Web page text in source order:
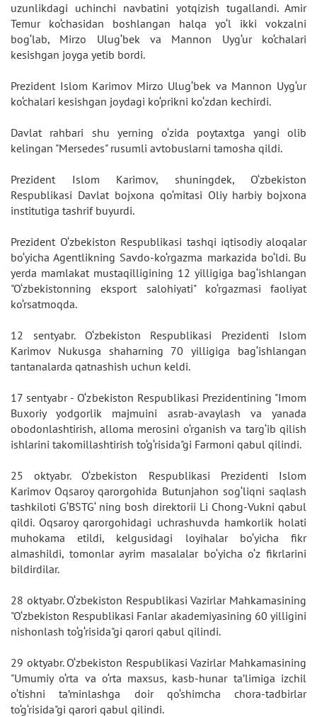
uzunlikdagi uchinchi navbatini yotqizish tugallandi. Amir
Temur ko‘chasidan boshlangan halqa yo‘l ikki vokzalni
bog‘lab, Mirzo Ulug‘bek va Mannon Uyg‘ur ko‘chalari
kesishgan joyga yetib bordi.
Prezident Islom Karimov Mirzo Ulug‘bek va Mannon Uyg‘ur
ko‘chalari kesishgan joydagi ko‘prikni ko‘zdan kechirdi.
Davlat rahbari shu yerning o‘zida poytaxtga yangi olib
kelingan "Mersedes" rusumli avtobuslarni tamosha qildi.
Prezident Islom Karimov, shuningdek, O‘zbekiston
Respublikasi Davlat bojxona qo‘mitasi Oliy harbiy bojxona
institutiga tashrif buyurdi.
Prezident O‘zbekiston Respublikasi tashqi iqtisodiy aloqalar
bo‘yicha Agentlikning Savdo-ko‘rgazma markazida bo‘ldi. Bu
yerda mamlakat mustaqilligining 12 yilligiga bag‘ishlangan
"O‘zbekistonning eksport salohiyati" ko‘rgazmasi faoliyat
ko‘rsatmoqda.
12 sentyabr. O‘zbekiston Respublikasi Prezidenti Islom
Karimov Nukusga shaharning 70 yilligiga bag‘ishlangan
tantanalarda qatnashish uchun keldi.
17 sentyabr - O‘zbekiston Respublikasi Prezidentining "Imom
Buxoriy yodgorlik majmuini asrab-avaylash va yanada
obodonlashtirish, alloma merosini o‘rganish va targ‘ib qilish
ishlarini takomillashtirish to‘g‘risida"gi Farmoni qabul qilindi.
25 oktyabr. O‘zbekiston Respublikasi Prezidenti Islom
Karimov Oqsaroy qarorgohida Butunjahon sog‘liqni saqlash
tashkiloti G‘BSTG‘ ning bosh direktorii Li Chong-Vukni qabul
qildi. Oqsaroy qarorgohidagi uchrashuvda hamkorlik holati
muhokama etildi, kelgusidagi loyihalar bo‘yicha fikr
almashildi, tomonlar ayrim masalalar bo‘yicha o‘z fikrlarini
bildirdilar.
28 oktyabr. O‘zbekiston Respublikasi Vazirlar Mahkamasining
"O‘zbekiston Respublikasi Fanlar akademiyasining 60 yilligini
nishonlash to‘g‘risida"gi qarori qabul qilindi.
29 oktyabr. O‘zbekiston Respublikasi Vazirlar Mahkamasining
"Umumiy o‘rta va o‘rta maxsus, kasb-hunar ta’limiga izchil
o‘tishni ta’minlashga doir qo‘shimcha chora-tadbirlar
to‘g‘risida"gi qarori qabul qilindi.